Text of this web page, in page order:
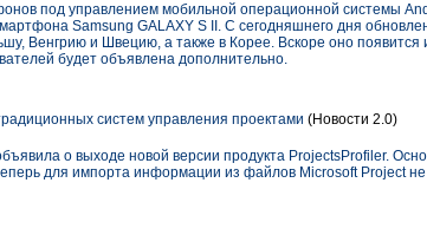
под управлением мобильной операционной системы
Samsung GALAXY S II. С сегодняшнего дня
Венгрию и Швецию, а также в Корее. Вскоре оно появится
будет объявлена дополнительно.
систем управления проектами (Новости 2.0)
о выходе новой версии продукта ProjectsProfiler.
для импорта информации из файлов Microsoft Project не